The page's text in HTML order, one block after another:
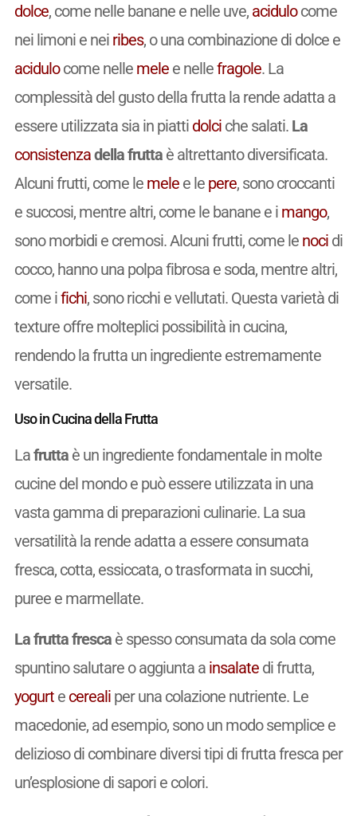
dolce, come nelle banane e nelle uve, acidulocome
nei limoni e nei ribes, o una combinazione di dolce e
acidulocome nelle melee nellefragole. La
complessità del gusto della frutta la rende adatta a
essere utilizzata sia in piatti dolciche salati. La
consistenzadella fruttaè altrettanto diversificata.
Alcuni frutti, come le melee le pere, sono croccanti
e succosi, mentre altri, come le banane e i mango,
sono morbidi e cremosi. Alcuni frutti, come le nocidi
cocco, hanno una polpa fibrosa e soda, mentre altri,
come ifichi, sono ricchi e vellutati. Questa varietà di
texture offre molteplici possibilità in cucina,
rendendo la frutta un ingrediente estremamente
versatile.
Uso in Cucina della Frutta
Lafruttaè un ingrediente fondamentale in molte
cucine del mondo e può essere utilizzata in una
vasta gamma di preparazioni culinarie. La sua
versatilità la rende adatta a essere consumata
fresca, cotta, essiccata, o trasformata in succhi,
puree e marmellate.
La frutta frescaè spesso consumata da sola come
spuntino salutare o aggiunta a insalatedi frutta,
yogurte cerealiper una colazione nutriente. Le
macedonie, ad esempio, sono un modo semplice e
delizioso di combinare diversi tipi di frutta fresca per
un’esplosione di sapori e colori.